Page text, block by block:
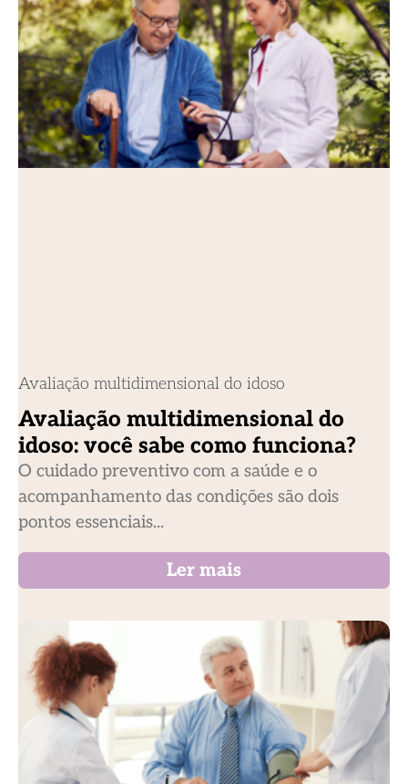
Avaliação multidimensional do idoso
Avaliação multidimensional do
idoso: você sabe como funciona?
O cuidado preventivo com a saúde e o
acompanhamento das condições são dois
pontos essenciais...
Ler mais